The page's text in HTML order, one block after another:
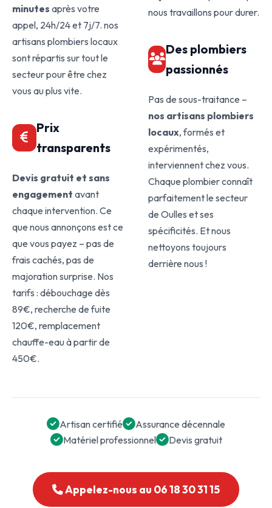
minutes après votre
appel, 24h/24 et 7j/7. nos
artisans plombiers locaux
sont répartis sur tout le
secteur pour être chez
vous au plus vite.
Prix
transparents
Devis gratuit et sans
engagement avant
chaque intervention. Ce
que nous annonçons est ce
que vous payez – pas de
frais cachés, pas de
majoration surprise. Nos
tarifs : débouchage dès
89€, recherche de fuite
120€, remplacement
chauffe-eau à partir de
450€.
nous travaillons pour durer.
Des plombiers
passionnés
Pas de sous-traitance –
nos artisans plombiers
locaux, formés et
expérimentés,
interviennent chez vous.
Chaque plombier connaît
parfaitement le secteur
de Oulles et ses
spécificités. Et nous
nettoyons toujours
derrière nous !
Artisan certifié
Assurance décennale
Matériel professionnel
Devis gratuit
Appelez-nous au 06 18 30 31 15